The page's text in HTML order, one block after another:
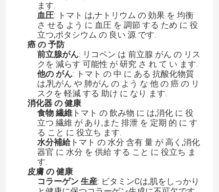
ます.
血圧: トマト は,ナトリウム の 効果 を 均衡
さ せる よう に 血圧 を 調節 する ため に 役
立つ,ポタシウム の 良い 源 です.
癌 の 予防
前立腺がん: リコペン は 前立腺 がん の リス
クを 減らす 可能性 が 研究 さ れ て い ます.
他の がん: トマト の 中 に ある 抗酸化物質
は,乳がん や 肺がん の よう な 他 の 癌 の リ
スクを 軽減 する 助け に なり ます.
消化器 の 健康
食物 繊維トマト の 飲み物 に は,消化 に 役
立つ 繊維 が あり,また 排泄 を 定期 的 に す
る こと に 役立ち ます.
水分補給トマト の 水分 含有 量 が 高く,消化
器官 に 水分 を 供給 する こと に 役立ち ま
す.
皮膚 の 健康
コラーゲン 生産: ビタミンCは,肌をしっかり